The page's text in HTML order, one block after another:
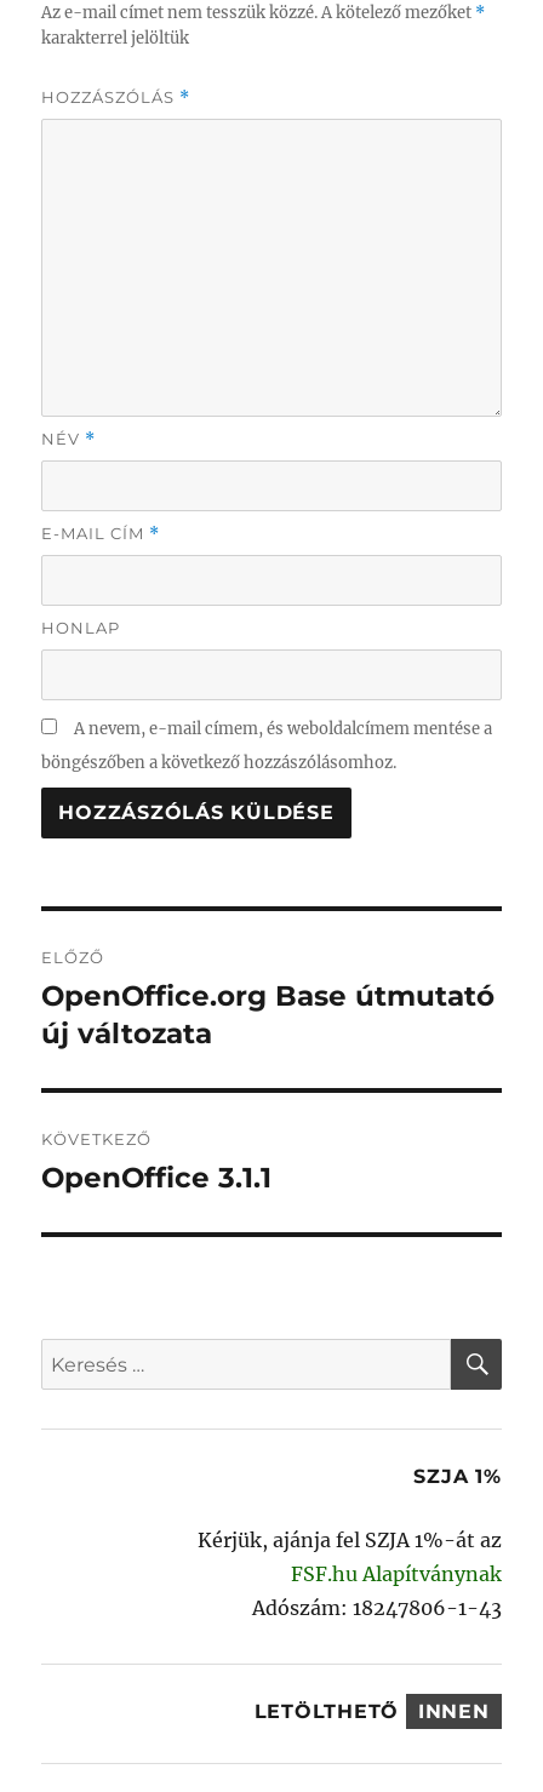
Az e-mail címet nem tesszük közzé. A kötelező mezőket *
karakterrel jelöltük
HOZZÁSZÓLÁS *
NÉV *
E-MAIL CÍM *
HONLAP
A nevem, e-mail címem, és weboldalcímem mentése a
böngészőben a következő hozzászólásomhoz.
navigáció
ELŐZŐ
Korábbi
bejegyzés:
OpenOffice.org Base útmutató
új változata
KÖVETKEZŐ
Következő
OpenOffice 3.1.1
Keresés
a
SZJA 1%
Kérjük, ajánja fel SZJA 1%-át az
FSF.hu Alapítványnak
Adószám: 18247806-1-43
LETÖLTHETŐ INNEN